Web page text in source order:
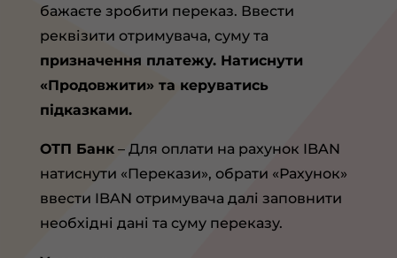
бажаєте зробити переказ. Ввести
реквізити отримувача, суму та
призначення платежу. Натиснути
«Продовжити» та керуватись
підказками.
ОТП Банк– Для оплати на рахунок IBAN
натиснути «Перекази», обрати «Рахунок»
ввести IBAN отримувача далі заповнити
необхідні дані та суму переказу.